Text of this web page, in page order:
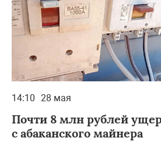
14:10 28 мая
Почти 8 млн рублей
с абаканского майнера